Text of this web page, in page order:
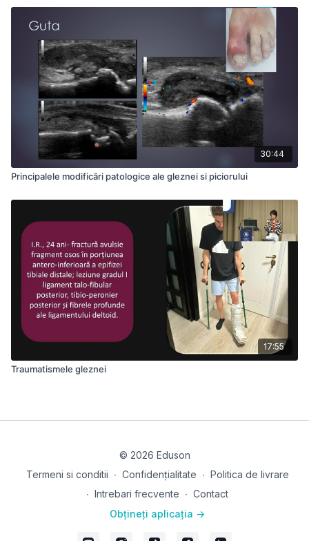
30:44
Principalele modificări patologice ale gleznei si piciorului
17:55
Traumatismele gleznei
© 2026 Eduson
Termeni si conditii ∙ Confidențialitate ∙ Politica de livrare
∙ Intrebari frecvente ∙ Contact
Obțineți aplicația ->